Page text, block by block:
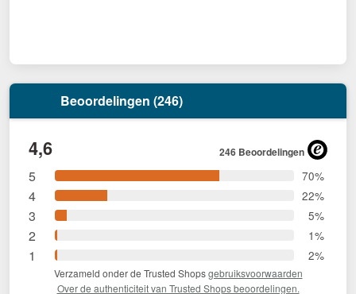
Beoordelingen (246)
4,6 246 Beoordelingen
5 70%
4 22%
3 5%
2 1%
1 2%
Verzameld onder de Trusted Shopsgebruiksvoorwaarden
Over de authenticiteit van Trusted Shops beoordelingen.